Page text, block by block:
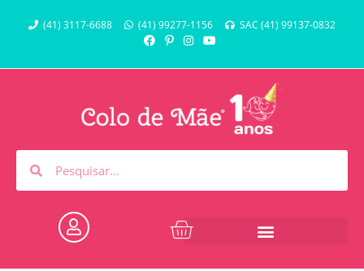
(41) 3117-6688 (41) 99277-1156 SAC (41) 99137-0832